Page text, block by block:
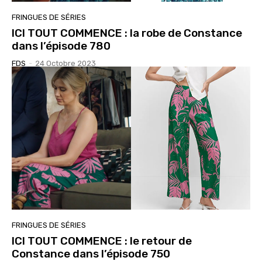
FRINGUES DE SÉRIES
ICI TOUT COMMENCE : la robe de Constance
dans l’épisode 780
FDS - 24 Octobre 2023
FRINGUES DE SÉRIES
ICI TOUT COMMENCE : le retour de
Constance dans l’épisode 750